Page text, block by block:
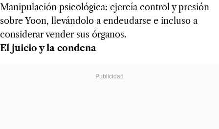
Manipulación psicológica: ejercía control y presión
sobre Yoon, llevándolo a endeudarse e incluso a
considerar vender sus órganos.
El juicio y la condena